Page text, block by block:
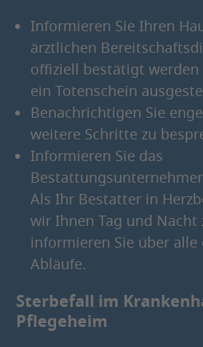
Informieren Sie Ihren
ärztlichen
offiziell bestätigt
ein Totenschein
Benachrichtigen Sie
weitere Schritte zu
Informieren Sie das
Als Ihr Bestatter in
wir Ihnen Tag und
informieren Sie über
Abläufe.
Sterbefall im
Pflegeheim